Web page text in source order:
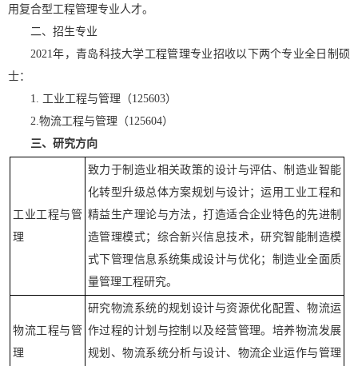
用复合型工程管理专业人才。
二、招生专业
2021年，青岛科技大学工程管理专业招收以下两个专业全日制硕
士：
1. 工业工程与管理（125603）
2.物流工程与管理（125604）
三、研究方向
工业工程与管
理
致力于制造业相关政策的设计与评估、制造业智能
化转型升级总体方案规划与设计；运用工业工程和
精益生产理论与方法，打造适合企业特色的先进制
造管理模式；综合新兴信息技术，研究智能制造模
式下管理信息系统集成设计与优化；制造业全面质
量管理工程研究。
物流工程与管
理
研究物流系统的规划设计与资源优化配置、物流运
作过程的计划与控制以及经营管理。培养物流发展
规划、物流系统分析与设计、物流企业运作与管理